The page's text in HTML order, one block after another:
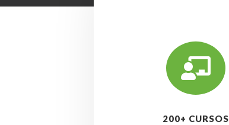

200+ CURSOS